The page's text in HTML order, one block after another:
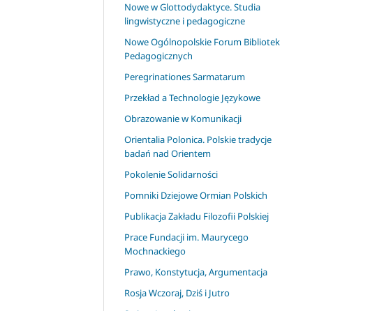
Nowe w Glottodydaktyce. Studia
lingwistyczne i pedagogiczne
Nowe Ogólnopolskie Forum Bibliotek
Pedagogicznych
Peregrinationes Sarmatarum
Przekład a Technologie Językowe
Obrazowanie w Komunikacji
Orientalia Polonica. Polskie tradycje
badań nad Orientem
Pokolenie Solidarności
Pomniki Dziejowe Ormian Polskich
Publikacja Zakładu Filozofii Polskiej
Prace Fundacji im. Maurycego
Mochnackiego
Prawo, Konstytucja, Argumentacja
Rosja Wczoraj, Dziś i Jutro